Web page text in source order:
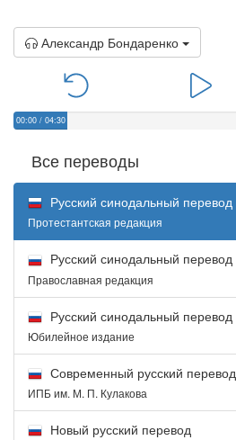
Александр Бондаренко
00:00 / 04:30
Все переводы
Русский синодальный перевод
Протестантская редакция
Русский синодальный перевод
Православная редакция
Русский синодальный перевод
Юбилейное издание
Современный русский перевод
ИПБ им. М. П. Кулакова
Новый русский перевод